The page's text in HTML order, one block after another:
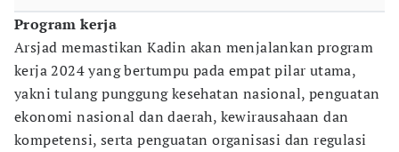
Program kerja
Arsjad memastikan Kadin akan menjalankan program
kerja 2024 yang bertumpu pada empat pilar utama,
yakni tulang punggung kesehatan nasional, penguatan
ekonomi nasional dan daerah, kewirausahaan dan
kompetensi, serta penguatan organisasi dan regulasi